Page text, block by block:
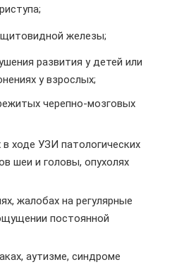
щитовидной железы;
развития у детей или
у взрослых;
черепно-мозговых
ходе УЗИ патологических
шеи и головы, опухолях
жалобах на регулярные
постоянной
аутизме, синдроме